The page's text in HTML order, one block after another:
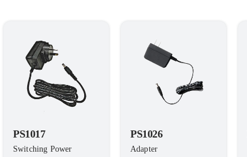
PS1017
Switching Power
PS1026
Adapter